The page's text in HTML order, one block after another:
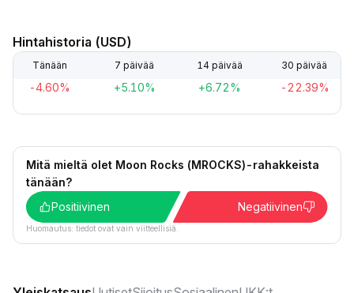
Hintahistoria (USD)
Tänään 7 päivää 14 päivää 30 päivää
-4.60% +5.10% +6.72% -22.39%
Mitä mieltä olet Moon Rocks (MROCKS)-rahakkeista
tänään?
Positiivinen
Negatiivinen
Huomautus: tiedot ovat vain viitteellisiä.